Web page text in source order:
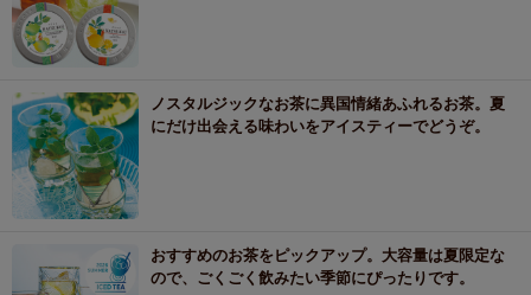
ノスタルジックなお茶に異国情緒あふれるお茶。夏
にだけ出会える味わいをアイスティーでどうぞ。
おすすめのお茶をピックアップ。大容量は夏限定な
ので、ごくごく飲みたい季節にぴったりです。